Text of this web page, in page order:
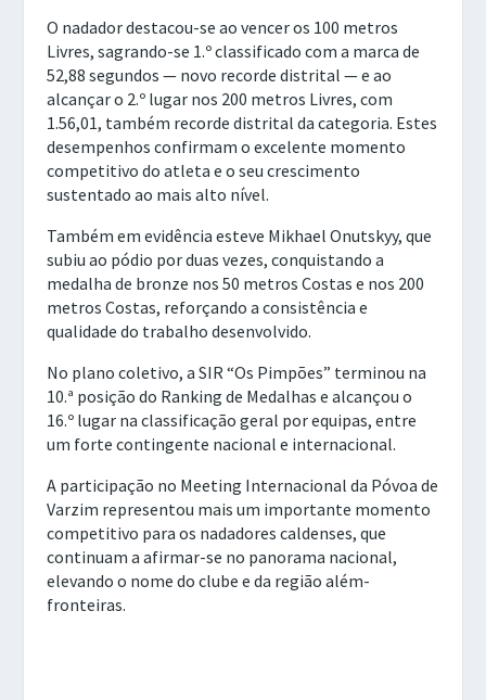
O nadador destacou-se ao vencer os 100 metros
Livres, sagrando-se 1.º classificado com a marca de
52,88 segundos — novo recorde distrital — e ao
alcançar o 2.º lugar nos 200 metros Livres, com
1.56,01, também recorde distrital da categoria. Estes
desempenhos confirmam o excelente momento
competitivo do atleta e o seu crescimento
sustentado ao mais alto nível.
Também em evidência esteve Mikhael Onutskyy, que
subiu ao pódio por duas vezes, conquistando a
medalha de bronze nos 50 metros Costas e nos 200
metros Costas, reforçando a consistência e
qualidade do trabalho desenvolvido.
No plano coletivo, a SIR “Os Pimpões” terminou na
10.ª posição do Ranking de Medalhas e alcançou o
16.º lugar na classificação geral por equipas, entre
um forte contingente nacional e internacional.
A participação no Meeting Internacional da Póvoa de
Varzim representou mais um importante momento
competitivo para os nadadores caldenses, que
continuam a afirmar-se no panorama nacional,
elevando o nome do clube e da região além-
fronteiras.